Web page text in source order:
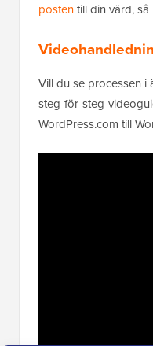
postentill din värd,
Vill du se processen i
steg-för-steg-
WordPress.com till